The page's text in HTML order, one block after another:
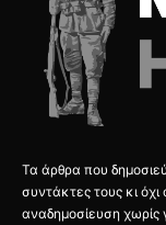
Τα άρθρα που
συντάκτες τους κι
αναδημοσίευση χωρίς